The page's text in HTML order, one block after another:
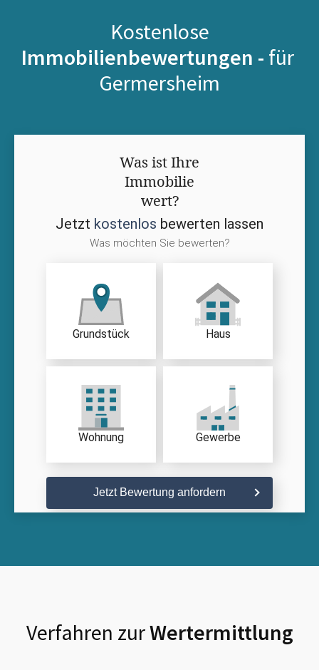
Kostenlose
Immobilienbewertungen - für
Germersheim
Was ist Ihre
Immobilie
wert?
Jetzt kostenlos bewerten lassen
Was möchten Sie bewerten?
Grundstück Haus
Wohnung Gewerbe
Jetzt Bewertung anfordern
Verfahren zurWertermittlung